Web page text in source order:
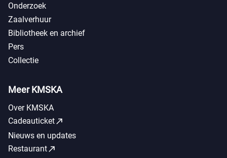
Onderzoek
Zaalverhuur
Bibliotheek en archief
Pers
Collectie
Meer KMSKA
Over KMSKA
Cadeauticketcall_made
Nieuws en updates
Restaurantcall_made